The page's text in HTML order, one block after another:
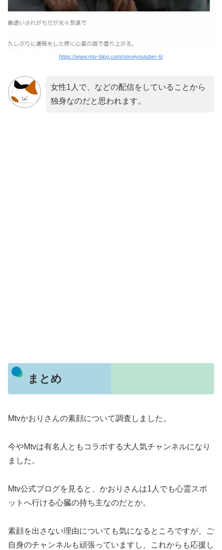
https://www.mtv-blog.com/sinreiyoutuber-6/
女性1人で、などの配信をしていることから
独身なのだと思われます。
まとめ
Mtvかおりさんの素顔について調査しました。
今やMtvは有名人ともコラボする大人気チャンネルになり
ました。
Mtv公式ブログを見ると、かおりさんは1人でも心霊スポ
ットへ行ける心臓の持ち主なのだとか。
素顔を出さない理由についても気になるところですが、ご
自身のチャンネルも頑張っていますし、これからも応援し